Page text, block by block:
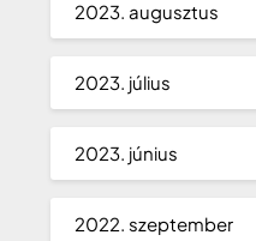
2023. augusztus
2023. július
2023. június
2022. szeptember